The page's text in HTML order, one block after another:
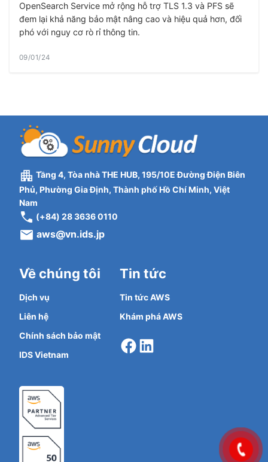
OpenSearch Service mở rộng hỗ trợ TLS 1.3 và PFS sẽ
đem lại khả năng bảo mật nâng cao và hiệu quả hơn, đối
phó với nguy cơ rò rỉ thông tin.
09/01/24
Tầng 4, Tòa nhà THE HUB, 195/10E Đường Điện Biên
Phủ, Phường Gia Định, Thành phố Hồ Chí Minh, Việt
Nam
(+84) 28 3636 0110
aws@vn.ids.jp
Về chúng tôi
Dịch vụ
Liên hệ
Chính sách bảo mật
IDS Vietnam
Tin tức
Tin tức AWS
Khám phá AWS
Facebook